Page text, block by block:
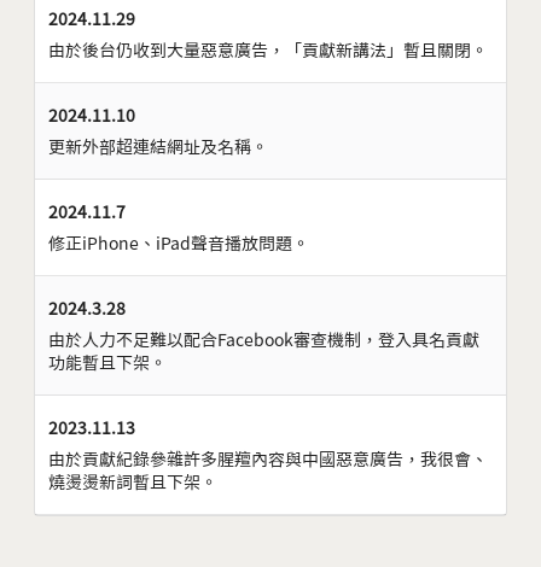
2024.11.29
由於後台仍收到大量惡意廣告，「貢獻新講法」暫且關閉。
2024.11.10
更新外部超連結網址及名稱。
2024.11.7
修正iPhone、iPad聲音播放問題。
2024.3.28
由於人力不足難以配合Facebook審查機制，登入具名貢獻
功能暫且下架。
2023.11.13
由於貢獻紀錄參雜許多腥羶內容與中國惡意廣告，我很會、
燒燙燙新詞暫且下架。